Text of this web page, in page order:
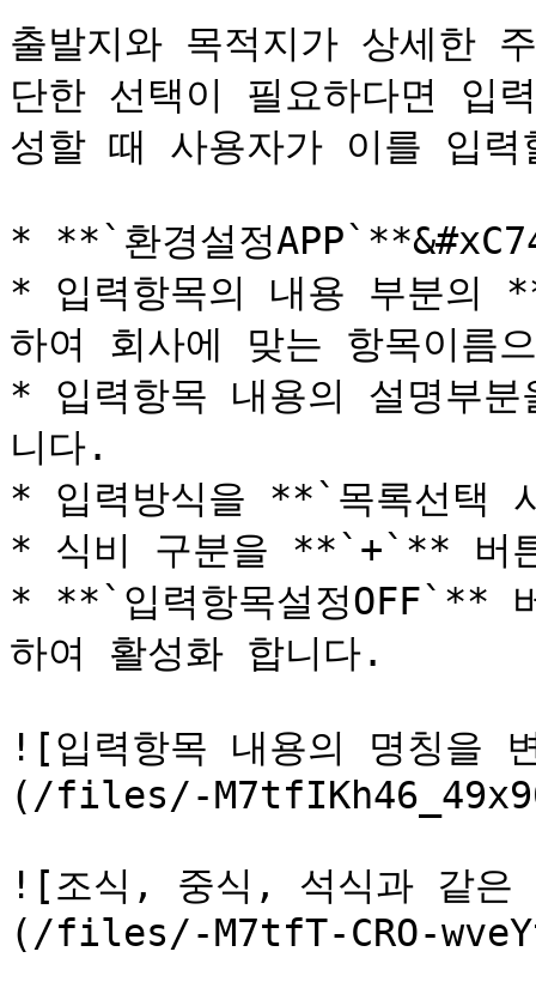
출발지와 목적지가 상세한
단한 선택이 필요하다면 입
성할 때 사용자가 이를 입
* **`환경설정
* 입력항목의 내용 부분의
하여 회사에 맞는 항목이름
* 입력항목 내용의 설명부
니다.
* 입력방식을 **`목록선택
* 식비 구분을 **`+`** 버
* **`입력항목설정OFF`**
하여 활성화 합니다.
![입력항목 내용의 명칭을
(/files/-
![조식, 중식, 석식과 같은
(/files/-M7tfT-CRO-